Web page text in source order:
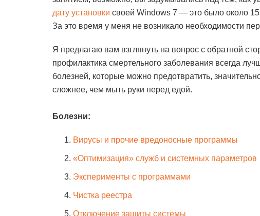
дату установки своей Windows 7 — это было около
За это время у меня не возникало необходимости
Я предлагаю вам взглянуть на вопрос с обратной
профилактика смертельного заболевания всегда
болезней, которые можно предотвратить,
сложнее, чем мыть руки перед едой.
Болезни:
Вирусы и прочие вредоносные программы
«Оптимизация» служб и системных параметров
Эксперименты с программами
Чистка реестра
Отключение защиты системы